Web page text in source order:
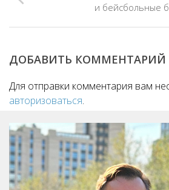
и бейсбольные
ДОБАВИТЬ КОММЕНТАРИЙ
Для отправки комментария вам
авторизоваться.